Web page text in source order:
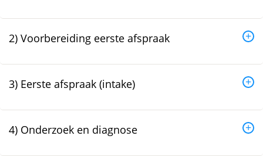
2) Voorbereiding eerste afspraak
3) Eerste afspraak (intake)
4) Onderzoek en diagnose